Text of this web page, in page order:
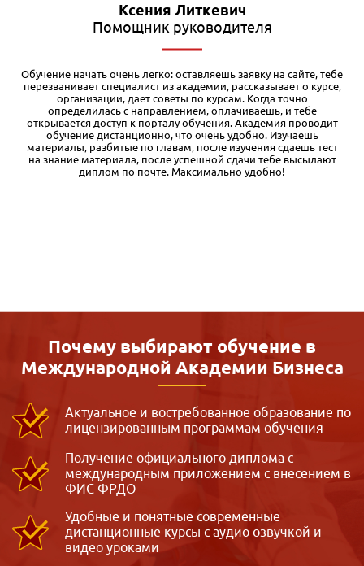
Влад Ханбабаев
Экономист
У нас на работе оплачивают курсы повышения квалификации,
вот я и решил получить дополнительную корочку. Выбрал
программу «Тендеры и госзакупки» в Международной
академии бизнеса IAB. Обучение проходит очень удобно: весь
материал структурирован в учебном кабинете, можно учить в
свободное время и даже в дороге. Если уже знаешь какую-то
часть материала — можно пропускать, что весьма убыстряет
процесс обучения. Диплом высылают по указанному адресу:
заказное письмо пришло без задержек. Проблем с оплатой от
Почему выбирают обучение в
Международной Академии Бизнеса
Актуальное и востребованное образование по
лицензированным программам обучения
Получение официального диплома с
международным приложением с внесением в
ФИС ФРДО
Удобные и понятные современные
дистанционные курсы с аудио озвучкой и
видео уроками